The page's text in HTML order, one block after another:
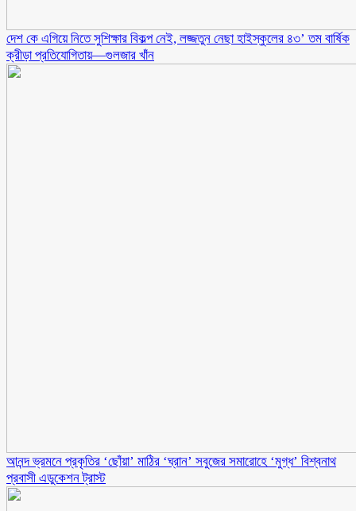
দেশ কে এগিয়ে নিতে সুশিক্ষার বিকল্প নেই, লজ্জতুন নেছা হাইস্কুলের ৪৩’ তম বার্ষিক
ক্রীড়া প্রতিযোগিতায়—গুলজার খাঁন
আনন্দ ভ্রমনে প্রকৃতির ‘ছোঁয়া’ মাঠির ‘ঘ্রান’ সবুজের সমারোহে ‘মুগ্ধ’ বিশ্বনাথ
প্রবাসী এডুকেশন ট্রাস্ট